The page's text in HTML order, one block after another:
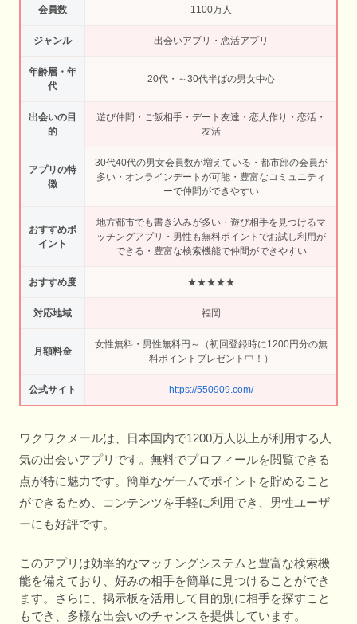
会員数 1100万人
ジャンル 出会いアプリ・恋活アプリ
年齢層・年
代
20代・～30代半ばの男女中心
出会いの目
的
遊び仲間・ご飯相手・デート友達・恋人作り・恋活・
友活
アプリの特
徴
30代40代の男女会員数が増えている・都市部の会員が
多い・オンラインデートが可能・豊富なコミュニティ
ーで仲間ができやすい
おすすめポ
イント
地方都市でも書き込みが多い・遊び相手を見つけるマ
ッチングアプリ・男性も無料ポイントでお試し利用が
できる・豊富な検索機能で仲間ができやすい
おすすめ度 ★★★★★
対応地域 福岡
月額料金
女性無料・男性無料円～（初回登録時に1200円分の無
料ポイントプレゼント中！）
公式サイト https://550909.com/
ワクワクメールは、日本国内で1200万人以上が利用する人
気の出会いアプリです。無料でプロフィールを閲覧できる
点が特に魅力です。簡単なゲームでポイントを貯めること
ができるため、コンテンツを手軽に利用でき、男性ユーザ
ーにも好評です。
このアプリは効率的なマッチングシステムと豊富な検索機
能を備えており、好みの相手を簡単に見つけることができ
ます。さらに、掲示板を活用して目的別に相手を探すこと
もでき、多様な出会いのチャンスを提供しています。